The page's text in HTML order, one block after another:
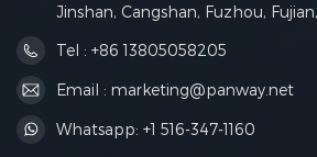
Jinshan, Cangshan, Fuzhou,
Tel : +86 13805058205
Email : marketing@panway.net
Whatsapp: +1 516-347-1160